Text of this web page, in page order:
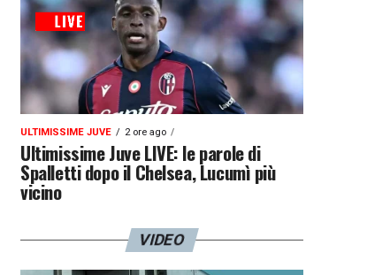
ULTIMISSIME JUVE 2 ore ago
Ultimissime Juve LIVE: le parole di
Spalletti dopo il Chelsea, Lucumì più
vicino
VIDEO